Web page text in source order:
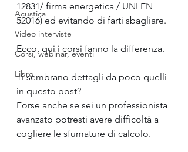
Acustica
Video interviste
Corsi, webinar, eventi
Libro
12831/ firma energetica / UNI EN
52016) ed evitando di farti sbagliare.
Ecco, qui i corsi fanno la differenza.
Ti sembrano dettagli da poco quelli
in questo post?
Forse anche se sei un professionista
avanzato potresti avere difficoltà a
cogliere le sfumature di calcolo.